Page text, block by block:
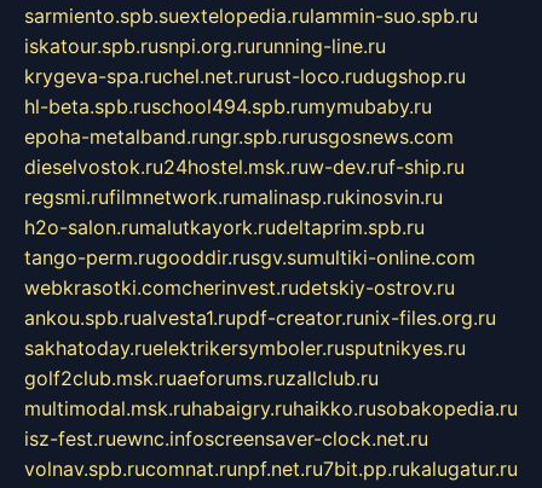
sarmiento.spb.suextelopedia.rulammin-suo.spb.ru
iskatour.spb.rusnpi.org.rurunning-line.ru
krygeva-spa.ruchel.net.rurust-loco.rudugshop.ru
hl-beta.spb.ruschool494.spb.rumymubaby.ru
epoha-metalband.rungr.spb.rurusgosnews.com
dieselvostok.ru24hostel.msk.ruw-dev.ruf-ship.ru
regsmi.rufilmnetwork.rumalinasp.rukinosvin.ru
h2o-salon.rumalutkayork.rudeltaprim.spb.ru
tango-perm.rugooddir.rusgv.sumultiki-online.com
webkrasotki.comcherinvest.rudetskiy-ostrov.ru
ankou.spb.rualvesta1.rupdf-creator.runix-files.org.ru
sakhatoday.ruelektrikersymboler.rusputnikyes.ru
golf2club.msk.ruaeforums.ruzallclub.ru
multimodal.msk.ruhabaigry.ruhaikko.rusobakopedia.ru
isz-fest.ruewnc.infoscreensaver-clock.net.ru
volnav.spb.rucomnat.runpf.net.ru7bit.pp.rukalugatur.ru